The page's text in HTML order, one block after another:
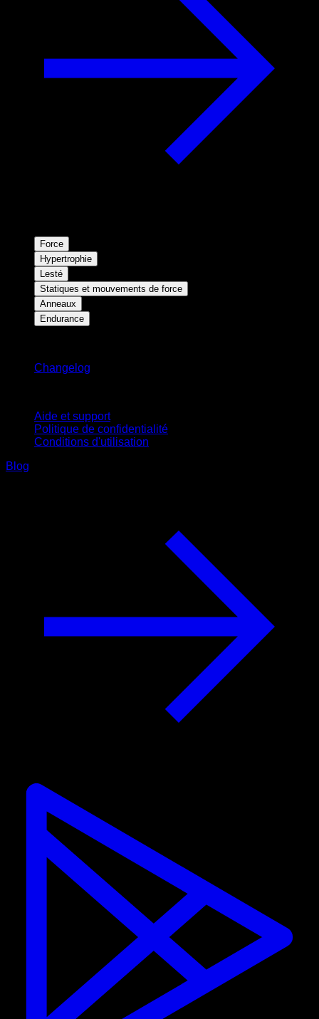
Force
Hypertrophie
Lesté
Statiques et mouvements de force
Anneaux
Endurance
Changelog
Aide et support
Politique de confidentialité
Conditions d'utilisation
Blog